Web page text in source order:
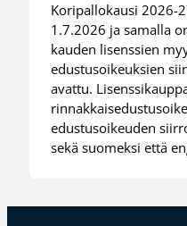
Koripallokausi 2026-
1.7.2026 ja samalla
kauden lisenssien
edustusoikeuksien
avattu.
edustusoikeuden
sekä suomeksi että